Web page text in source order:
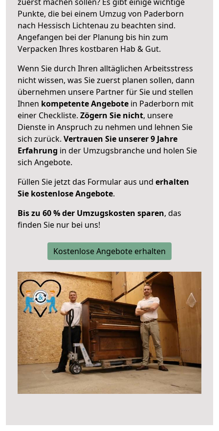
Punkte, die bei einem Umzug von Paderborn
nach Hessisch Lichtenau zu beachten sind.
Angefangen bei der Planung bis hin zum
Verpacken Ihres kostbaren Hab & Gut.
Wenn Sie durch Ihren alltäglichen Arbeitsstress
nicht wissen, was Sie zuerst planen sollen, dann
übernehmen unsere Partner für Sie und stellen
Ihnen kompetente Angebote in Paderborn mit
einer Checkliste. Zögern Sie nicht, unsere
Dienste in Anspruch zu nehmen und lehnen Sie
sich zurück. Vertrauen Sie unserer 9 Jahre
Erfahrung in der Umzugsbranche und holen Sie
sich Angebote.
Füllen Sie jetzt das Formular aus und erhalten
Sie kostenlose Angebote.
Bis zu 60 % der Umzugskosten sparen, das
finden Sie nur bei uns!
Kostenlose Angebote erhalten